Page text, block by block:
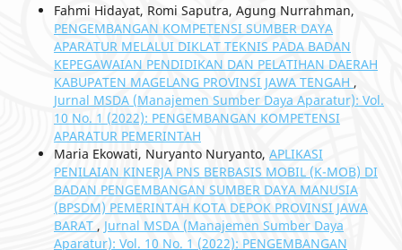
Fahmi Hidayat, Romi Saputra, Agung Nurrahman,
PENGEMBANGAN KOMPETENSI SUMBER DAYA
APARATUR MELALUI DIKLAT TEKNIS PADA BADAN
KEPEGAWAIAN PENDIDIKAN DAN PELATIHAN DAERAH
KABUPATEN MAGELANG PROVINSI JAWA TENGAH ,
Jurnal MSDA (Manajemen Sumber Daya Aparatur): Vol.
10 No. 1 (2022): PENGEMBANGAN KOMPETENSI
APARATUR PEMERINTAH
Maria Ekowati, Nuryanto Nuryanto, APLIKASI
PENILAIAN KINERJA PNS BERBASIS MOBIL (K-MOB) DI
BADAN PENGEMBANGAN SUMBER DAYA MANUSIA
(BPSDM) PEMERINTAH KOTA DEPOK PROVINSI JAWA
BARAT , Jurnal MSDA (Manajemen Sumber Daya
Aparatur): Vol. 10 No. 1 (2022): PENGEMBANGAN